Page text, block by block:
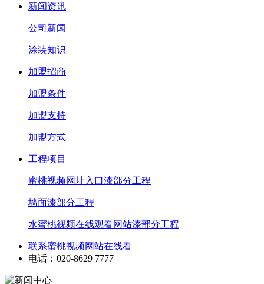
新闻资讯
公司新闻
涂装知识
加盟招商
加盟条件
加盟支持
加盟方式
工程项目
蜜桃视频网址入口漆部分工程
墙面漆部分工程
水蜜桃视频在线观看网站漆部分工程
联系蜜桃视频网站在线看
电话：020-8629 7777